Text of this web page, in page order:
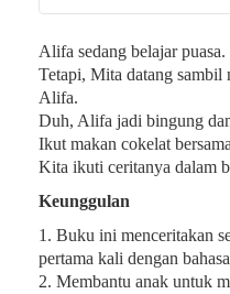
Alifa sedang belajar puasa.
Tetapi, Mita datang sambil
Alifa.
Duh, Alifa jadi bingung
Ikut makan cokelat
Kita ikuti ceritanya dalam
Keunggulan
1. Buku ini menceritakan
pertama kali dengan
2. Membantu anak untuk